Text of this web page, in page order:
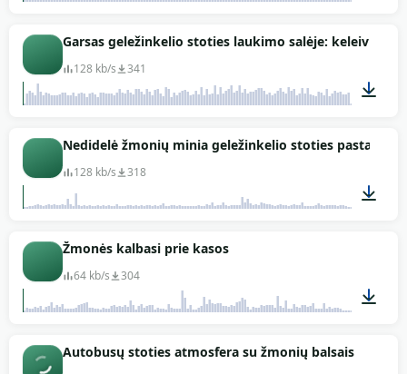
06:56
Garsas geležinkelio stoties laukimo salėje: keleiviai
128 kb/s 341
01:22
Nedidelė žmonių minia geležinkelio stoties pastate
128 kb/s 318
Žmonės kalbasi prie kasos
64 kb/s 304
01:59
Autobusų stoties atmosfera su žmonių balsais